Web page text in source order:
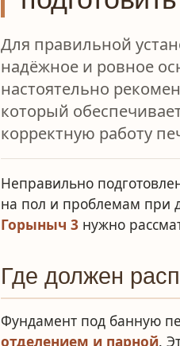
Для правильной
надёжное и ровное
настоятельно
который
корректную работу
Неправильно
на пол и проблемам при
Горыныч 3 нужно
Где должен
Фундамент под банную
отделением и парной.